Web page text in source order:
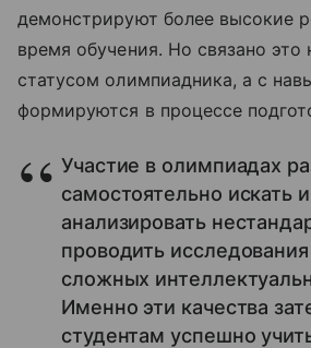
демонстрируют более высокие
время обучения. Но связано это
статусом олимпиадника, а с
формируются в процессе
Участие в олимпиадах
самостоятельно искать
анализировать
проводить
сложных
Именно эти качества
студентам успешно